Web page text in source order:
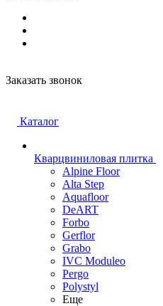
Заказать звонок
Каталог
Кварцвиниловая плитка
Alpine Floor
Alta Step
Aquafloor
DeART
Forbo
Gerflor
Grabo
IVC Moduleo
Pergo
Polystyl
Еще